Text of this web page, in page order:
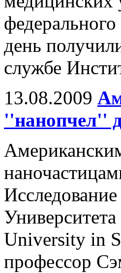
день
службе
13.08.2009
''нанопчел''
University in
профессор